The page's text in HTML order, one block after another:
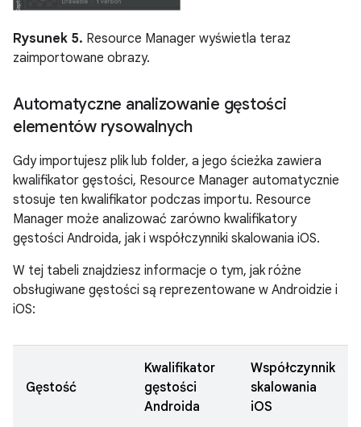
Rysunek 5. Resource Manager wyświetla teraz
zaimportowane obrazy.
Automatyczne analizowanie gęstości
elementów rysowalnych
Gdy importujesz plik lub folder, a jego ścieżka zawiera
kwalifikator gęstości, Resource Manager automatycznie
stosuje ten kwalifikator podczas importu. Resource
Manager może analizować zarówno kwalifikatory
gęstości Androida, jak i współczynniki skalowania iOS.
W tej tabeli znajdziesz informacje o tym, jak różne
obsługiwane gęstości są reprezentowane w Androidzie i
iOS:
Gęstość
Kwalifikator
gęstości
Androida
Współczynnik
skalowania
iOS